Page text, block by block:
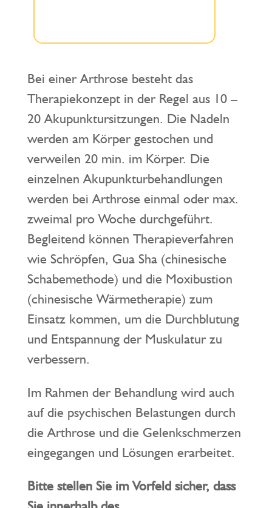
Bei einer Arthrose besteht das
Therapiekonzept in der Regel aus 10 –
20 Akupunktursitzungen. Die Nadeln
werden am Körper gestochen und
verweilen 20 min. im Körper. Die
einzelnen Akupunkturbehandlungen
werden bei Arthrose einmal oder max.
zweimal pro Woche durchgeführt.
Begleitend können Therapieverfahren
wie Schröpfen, Gua Sha (chinesische
Schabemethode) und die Moxibustion
(chinesische Wärmetherapie) zum
Einsatz kommen, um die Durchblutung
und Entspannung der Muskulatur zu
verbessern.
Im Rahmen der Behandlung wird auch
auf die psychischen Belastungen durch
die Arthrose und die Gelenkschmerzen
eingegangen und Lösungen erarbeitet.
Bitte stellen Sie im Vorfeld sicher, dass